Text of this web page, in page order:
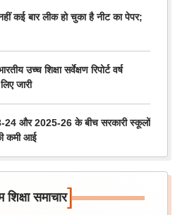
कई बार लीक हो चुका है नीट का पेपर;
उच्च शिक्षा सर्वेक्षण रिपोर्ट वर्ष
जारी
और 2025-26 के बीच सरकारी स्कूलों
कमी आई
शिक्षा समाचार]